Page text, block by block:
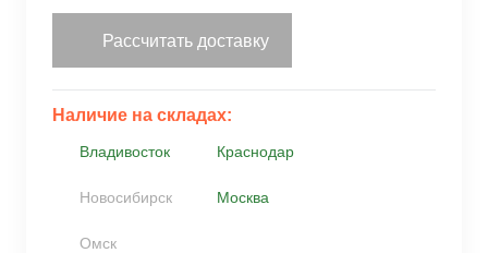
Рассчитать доставку
Наличие на складах:
Владивосток Краснодар
Новосибирск Москва
Омск